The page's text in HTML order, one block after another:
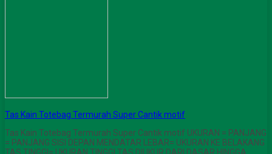
Tas Kain Totebag Termurah Super Cantik motif
Tas Kain Totebag Termurah Super Cantik motif UKURAN = PANJANG
= PANJANG SISI DEPAN MENDATAR LEBAR= UKURAN KE BELAKANG